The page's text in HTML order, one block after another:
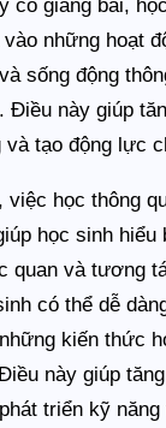
cô giảng bài,
những hoạt
sống động
Điều này giúp
và tạo động lực
việc học thông
học sinh hiểu
quan và tương
có thể dễ
kiến thức
này giúp
triển kỹ